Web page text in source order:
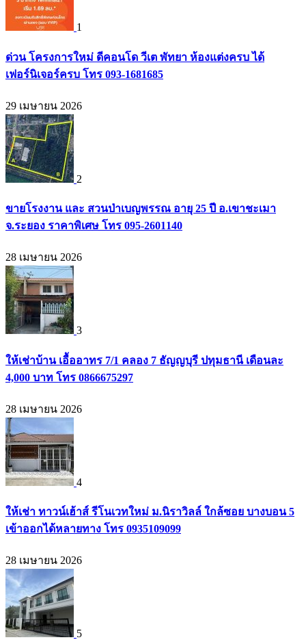
1
ด่วน โครงการใหม่ ดีคอนโด วีเต พัทยา ห้องแต่งครบ ได้
เฟอร์นิเจอร์ครบ โทร 093-1681685
29 เมษายน 2026
2
ขายโรงงาน และ สวนป่าเบญพรรณ อายุ 25 ปี อ.เขาชะเมา
จ.ระยอง ราคาพิเศษ โทร 095-2601140
28 เมษายน 2026
3
ให้เช่าบ้าน เอื้ออาทร 7/1 คลอง 7 ธัญญบุรี ปทุมธานี เดือนละ
4,000 บาท โทร 0866675297
28 เมษายน 2026
4
ให้เช่า ทาวน์เฮ้าส์ รีโนเวทใหม่ ม.นิราวิลล์ ใกล้ซอย บางบอน 5
เข้าออกได้หลายทาง โทร 0935109099
28 เมษายน 2026
5